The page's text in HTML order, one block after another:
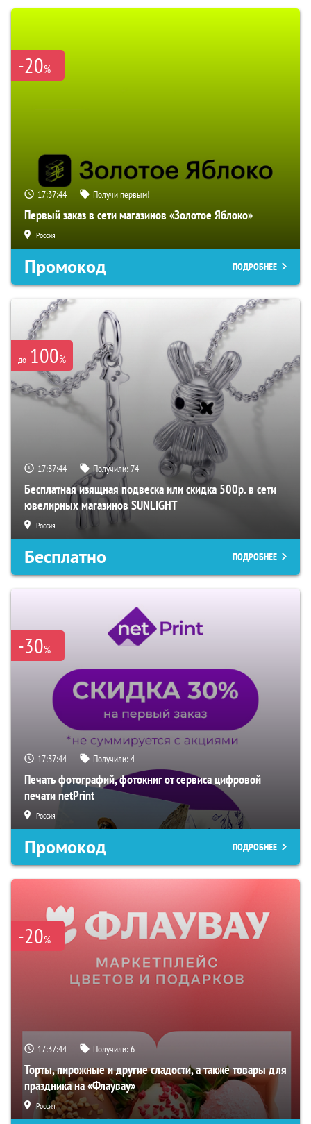
-20%
17:37:43 Получи первым!
Первый заказ в сети магазинов «Золотое Яблоко»
Россия
Промокод ПОДРОБНЕЕ
до 100%
17:37:43 Получили:74
Бесплатная изящная подвеска или скидка 500р. в сети
ювелирных магазинов SUNLIGHT
Россия
Бесплатно ПОДРОБНЕЕ
-30%
17:37:43 Получили:4
Печать фотографий, фотокниг от сервиса цифровой
печати netPrint
Россия
Промокод ПОДРОБНЕЕ
-20%
17:37:43 Получили:6
Торты, пирожные и другие сладости, а также товары для
праздника на «Флаувау»
Россия